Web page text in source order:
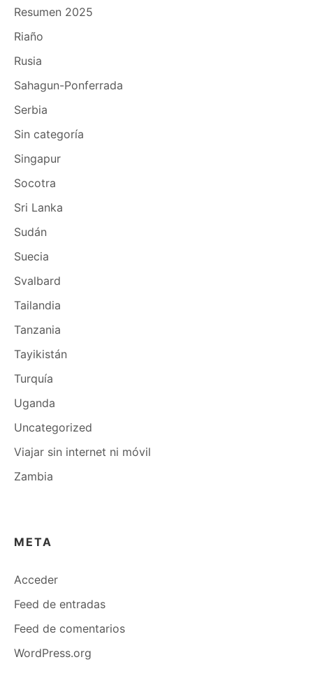
Resumen 2025
Riaño
Rusia
Sahagun-Ponferrada
Serbia
Sin categoría
Singapur
Socotra
Sri Lanka
Sudán
Suecia
Svalbard
Tailandia
Tanzania
Tayikistán
Turquía
Uganda
Uncategorized
Viajar sin internet ni móvil
Zambia
META
Acceder
Feed de entradas
Feed de comentarios
WordPress.org